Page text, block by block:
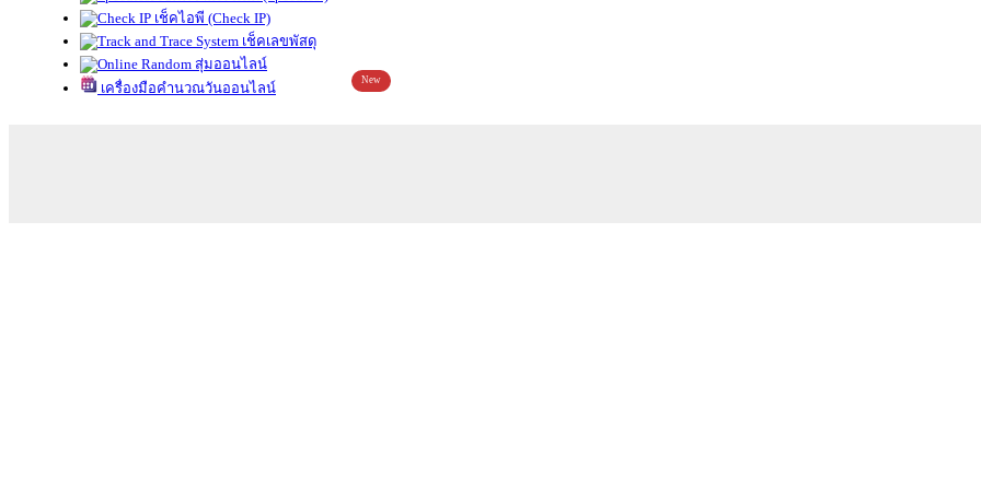
เช็คไอพี (Check IP)
เช็คเลขพัสดุ
สุ่มออนไลน์
เครื่องมือคำนวณวันออนไลน์
New